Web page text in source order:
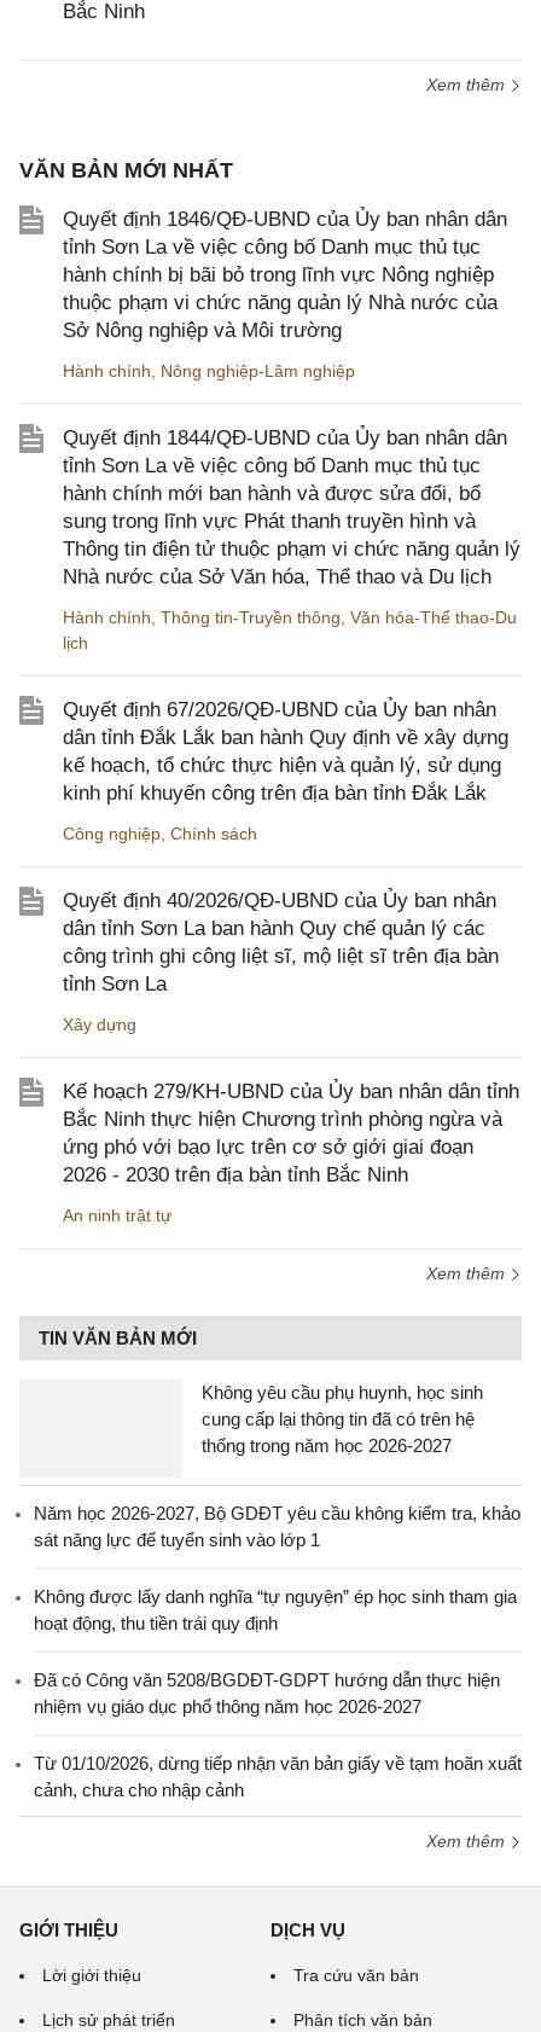
Bắc Ninh
Xem thêm
VĂN BẢN MỚI NHẤT
Quyết định 1846/QĐ-UBND của Ủy ban nhân dân
tỉnh Sơn La về việc công bố Danh mục thủ tục
hành chính bị bãi bỏ trong lĩnh vực Nông nghiệp
thuộc phạm vi chức năng quản lý Nhà nước của
Sở Nông nghiệp và Môi trường
Hành chính Nông nghiệp-Lâm nghiệp
Quyết định 1844/QĐ-UBND của Ủy ban nhân dân
tỉnh Sơn La về việc công bố Danh mục thủ tục
hành chính mới ban hành và được sửa đổi, bổ
sung trong lĩnh vực Phát thanh truyền hình và
Thông tin điện tử thuộc phạm vi chức năng quản lý
Nhà nước của Sở Văn hóa, Thể thao và Du lịch
Hành chính Thông tin-Truyền thông Văn hóa-Thể thao-Du
lịch
Quyết định 67/2026/QĐ-UBND của Ủy ban nhân
dân tỉnh Đắk Lắk ban hành Quy định về xây dựng
kế hoạch, tổ chức thực hiện và quản lý, sử dụng
kinh phí khuyến công trên địa bàn tỉnh Đắk Lắk
Công nghiệp Chính sách
Quyết định 40/2026/QĐ-UBND của Ủy ban nhân
dân tỉnh Sơn La ban hành Quy chế quản lý các
công trình ghi công liệt sĩ, mộ liệt sĩ trên địa bàn
tỉnh Sơn La
Xây dựng
Kế hoạch 279/KH-UBND của Ủy ban nhân dân tỉnh
Bắc Ninh thực hiện Chương trình phòng ngừa và
ứng phó với bạo lực trên cơ sở giới giai đoạn
2026 - 2030 trên địa bàn tỉnh Bắc Ninh
An ninh trật tự
Xem thêm
TIN VĂN BẢN MỚI
Không yêu cầu phụ huynh, học sinh
cung cấp lại thông tin đã có trên hệ
thống trong năm học 2026-2027
Năm học 2026-2027, Bộ GDĐT yêu cầu không kiểm tra, khảo
sát năng lực để tuyển sinh vào lớp 1
Không được lấy danh nghĩa “tự nguyện” ép học sinh tham gia
hoạt động, thu tiền trái quy định
Đã có Công văn 5208/BGDĐT-GDPT hướng dẫn thực hiện
nhiệm vụ giáo dục phổ thông năm học 2026-2027
Từ 01/10/2026, dừng tiếp nhận văn bản giấy về tạm hoãn xuất
cảnh, chưa cho nhập cảnh
Xem thêm
GIỚI THIỆU
Lời giới thiệu
Lịch sử phát triển
DỊCH VỤ
Tra cứu văn bản
Phân tích văn bản